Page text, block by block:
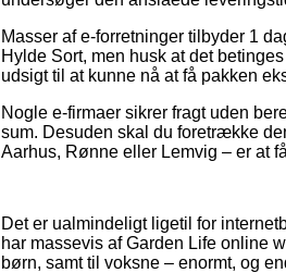
Masser af e-forretninger tilbyder 1
Hylde Sort, men husk at det
udsigt til at kunne nå at få pakken
Nogle e-firmaer sikrer fragt uden
sum. Desuden skal du foretrække
Aarhus, Rønne eller Lemvig – er at
Det er ualmindeligt ligetil for
har massevis af Garden Life online
børn, samt til voksne – enormt, og